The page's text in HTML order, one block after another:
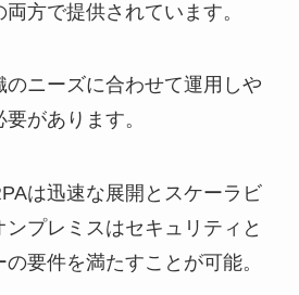
方で提供されています。
ニーズに合わせて運用しや
があります。
は迅速な展開とスケーラビ
ンプレミスはセキュリティと
要件を満たすことが可能。